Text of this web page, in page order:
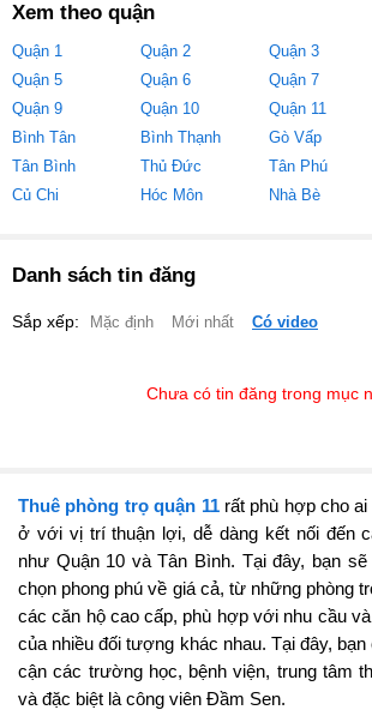
Xem theo quận
Quận 1 Quận 2 Quận 3
Quận 5
Quận 6 Quận 7
Quận 9
Quận 10 Quận 11
Bình Tân
Bình Thạnh Gò Vấp
Tân Bình
Thủ Đức Tân Phú
Củ Chi
Hóc Môn Nhà Bè
Danh sách tin đăng
Sắp xếp: Mặc định Mới nhất Có video
Chưa có tin đăng trong mục
Thuê phòng trọ quận 11rất phù hợp cho
ở với vị trí thuận lợi, dễ dàng kết nối đến
như Quận 10 và Tân Bình. Tại đây, bạn
chọn phong phú về giá cả, từ những phòng
các căn hộ cao cấp, phù hợp với nhu cầu
của nhiều đối tượng khác nhau. Tại đây, bạn
cận các trường học, bệnh viện, trung tâm
và đặc biệt là công viên Đầm Sen.